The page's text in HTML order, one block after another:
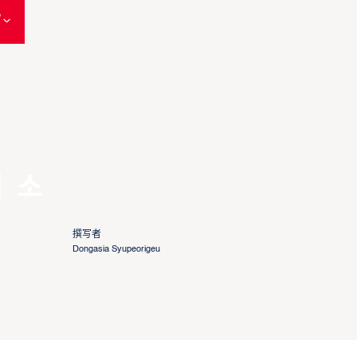
撰写者
Dongasia Syupeorigeu